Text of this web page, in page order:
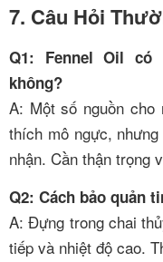
7. Câu Hỏi
Q1: Fennel Oil
không?
A: Một số nguồn
thích mô ngực,
nhận. Cần thận trọng
Q2: Cách bảo quản
A: Đựng trong chai
tiếp và nhiệt độ cao.